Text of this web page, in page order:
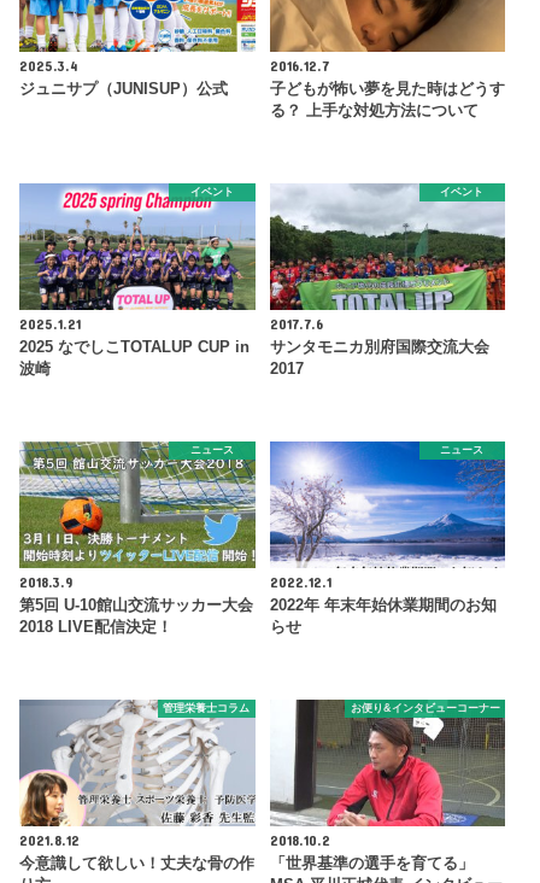
2025.3.4
ジュニサプ（JUNISUP）公式
2016.12.7
子どもが怖い夢を見た時はどうす
る？ 上手な対処方法について
イベント
2025.1.21
2025 なでしこTOTALUP CUP in
波崎
イベント
2017.7.6
サンタモニカ別府国際交流大会
2017
ニュース
2018.3.9
第5回 U-10館山交流サッカー大会
2018 LIVE配信決定！
ニュース
2022.12.1
2022年 年末年始休業期間のお知
らせ
管理栄養士コラム
2021.8.12
今意識して欲しい！丈夫な骨の作
お便り&インタビューコーナー
2018.10.2
「世界基準の選手を育てる」